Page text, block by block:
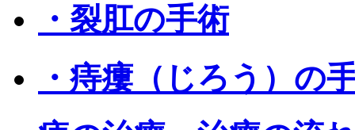
・裂肛の手術
・痔瘻（じろう）の